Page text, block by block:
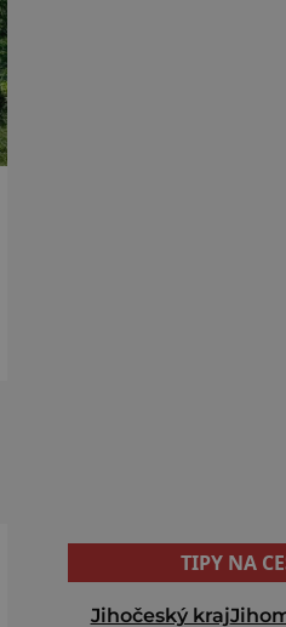
TIPY NA
Jihočeský kraj